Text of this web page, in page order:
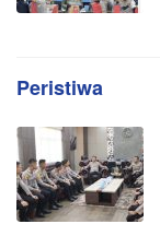
Peristiwa